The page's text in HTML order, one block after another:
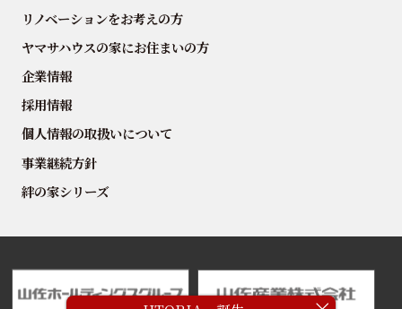
リノベーションをお考えの方
ヤマサハウスの家にお住まいの方
企業情報
採用情報
個人情報の取扱いについて
事業継続方針
絆の家シリーズ